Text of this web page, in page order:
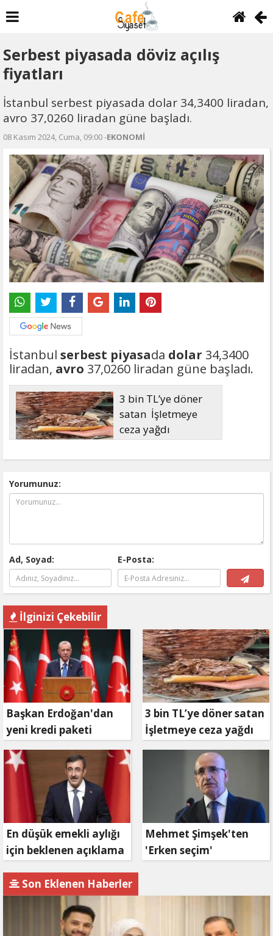
Serbest piyasada döviz açılış
fiyatları
İstanbul serbest piyasada dolar 34,3400 liradan,
avro 37,0260 liradan güne başladı.
08 Kasım 2024, Cuma, 09:00 -EKONOMİ
İstanbul serbest piyasada dolar 34,3400
liradan, avro 37,0260 liradan güne başladı.
3 bin TL’ye döner
satan İşletmeye
ceza yağdı
Yorumunuz:
Ad, Soyad: E-Posta:
İlginizi Çekebilir
Başkan Erdoğan'dan
yeni kredi paketi
müjdesi: 6 ay geri
ödemesiz, 36 ay vadeli
3 bin TL’ye döner satan
İşletmeye ceza yağdı
En düşük emekli aylığı
için beklenen açıklama
Mehmet Şimşek'ten
'Erken seçim'
Son Eklenen Haberler